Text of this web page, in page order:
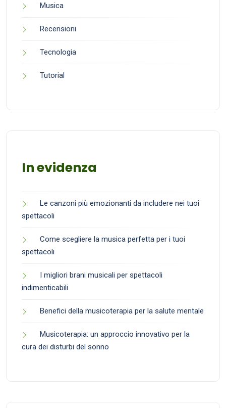
Musica
Recensioni
Tecnologia
Tutorial
In evidenza
Le canzoni più emozionanti da includere nei tuoi
spettacoli
Come scegliere la musica perfetta per i tuoi
spettacoli
I migliori brani musicali per spettacoli
indimenticabili
Benefici della musicoterapia per la salute mentale
Musicoterapia: un approccio innovativo per la
cura dei disturbi del sonno